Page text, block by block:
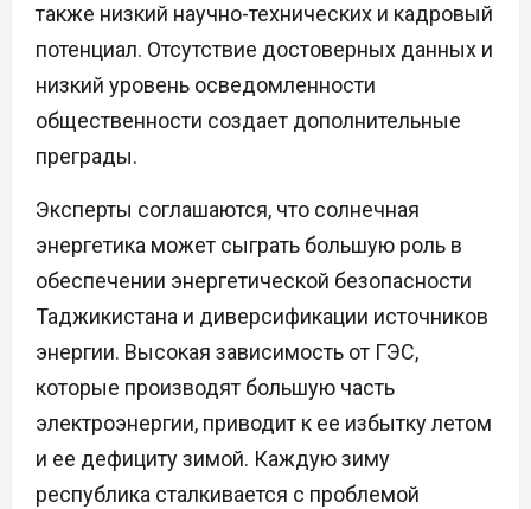
также низкий научно-технических и кадровый
потенциал. Отсутствие достоверных данных и
низкий уровень осведомленности
общественности создает дополнительные
преграды.
Эксперты соглашаются, что солнечная
энергетика может сыграть большую роль в
обеспечении энергетической безопасности
Таджикистана и диверсификации источников
энергии. Высокая зависимость от ГЭС,
которые производят большую часть
электроэнергии, приводит к ее избытку летом
и ее дефициту зимой. Каждую зиму
республика сталкивается с проблемой